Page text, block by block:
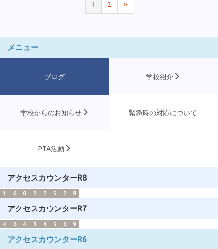
1 2 »
メニュー
ブログ 学校紹介
学校からのお知らせ 緊急時の対応について
PTA活動
アクセスカウンターR8
1 6 0 2 7 6 7 9
アクセスカウンターR7
4 6 4 3 4 6 6 9
アクセスカウンターR6